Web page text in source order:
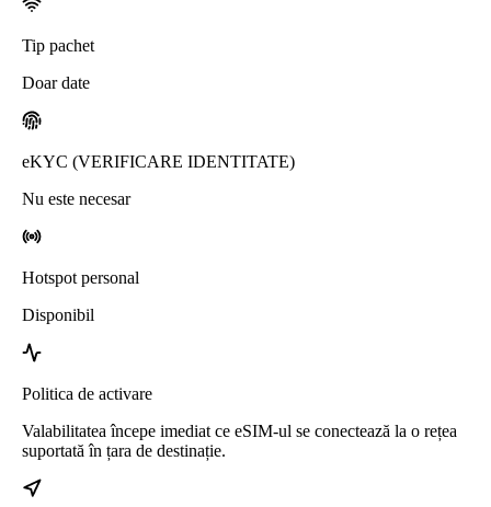
Tip pachet
Doar date
eKYC (VERIFICARE IDENTITATE)
Nu este necesar
Hotspot personal
Disponibil
Politica de activare
Valabilitatea începe imediat ce eSIM-ul se conectează la o rețea
suportată în țara de destinație.